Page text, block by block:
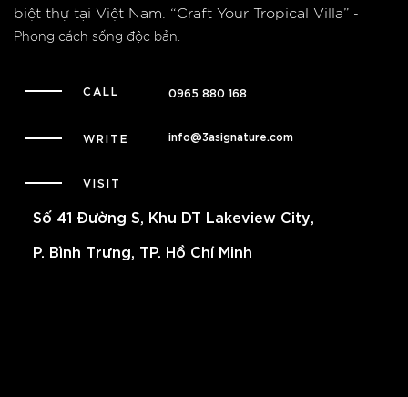
biệt thự tại Việt Nam. “Craft Your Tropical Villa” -
Phong cách sống độc bản.
CALL 0965 880 168
WRITE info@3asignature.com
VISIT
Số 41 Đường S, Khu DT Lakeview City,
P. Bình Trưng, TP. Hồ Chí Minh